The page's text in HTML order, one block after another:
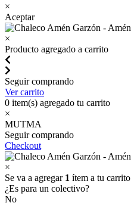
×
Aceptar
×
Producto agregado a carrito
Seguir comprando
Ver carrito
0 item(s) agregado tu carrito
×
MUTMA
Seguir comprando
Checkout
×
Se va a agregar 1 ítem a tu carrito
¿Es para un colectivo?
No